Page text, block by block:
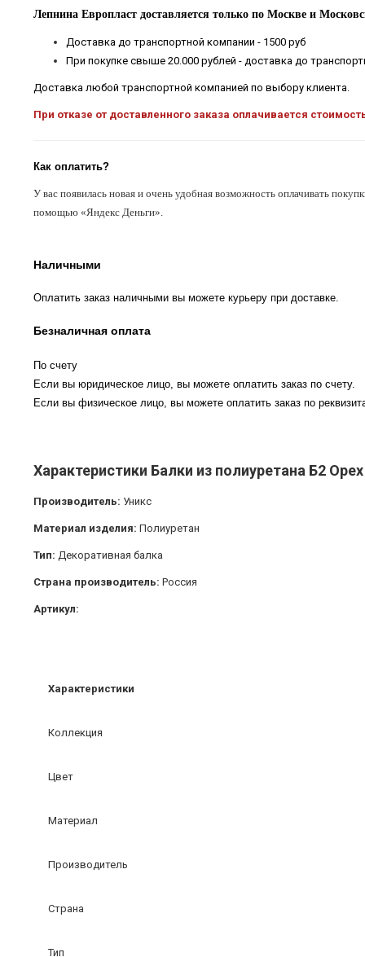
Лепнина Европласт доставляется только по Москве и
Доставка до транспортной компании - 1500 руб
При покупке свыше 20.000 рублей - доставка до
Доставка любой транспортной компанией по выбору клиента.
При отказе от доставленного заказа оплачивается
Как оплатить?
У вас появилась новая и очень удобная возможность оплачивать
помощью «Яндекс Деньги».
Наличными
Оплатить заказ наличными вы можете курьеру при доставке.
Безналичная оплата
По счету
Если вы юридическое лицо, вы можете оплатить заказ по счету.
Если вы физическое лицо, вы можете оплатить заказ по
Характеристики Балки из полиуретана Б2
Производитель: Уникс
Материал изделия: Полиуретан
Тип: Декоративная балка
Страна производитель: Россия
Артикул:
Характеристики
Коллекция
Цвет
Материал
Производитель
Страна
Тип